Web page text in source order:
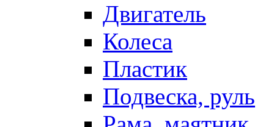
Двигатель
Колеса
Пластик
Подвеска, руль